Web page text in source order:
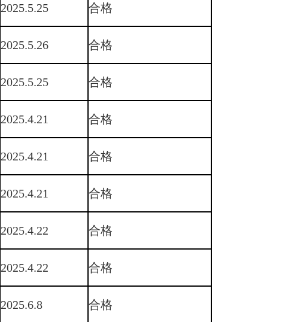
2025.5.25 合格
2025.5.26 合格
2025.5.25 合格
2025.4.21 合格
2025.4.21 合格
2025.4.21 合格
2025.4.22 合格
2025.4.22 合格
2025.6.8 合格